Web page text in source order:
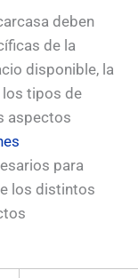
deben
de la
disponible, la
los tipos de
aspectos
para
los distintos